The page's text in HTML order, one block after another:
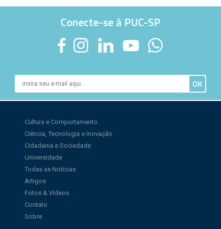
Conecte-se à PUC-SP
Cultura e Comportamento
Ciência, Tecnologia e Inovação
Cidadania e Sociedade
Universidade
Todas as Notícias
Artigos
Fotos & Vídeos
Contato
Sobre